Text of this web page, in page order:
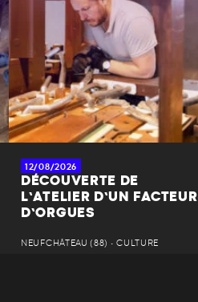
12/08/2026
DÉCOUVERTE DE
L’ATELIER D’UN FACTEUR
D’ORGUES
NEUFCHÂTEAU (88) • CULTURE